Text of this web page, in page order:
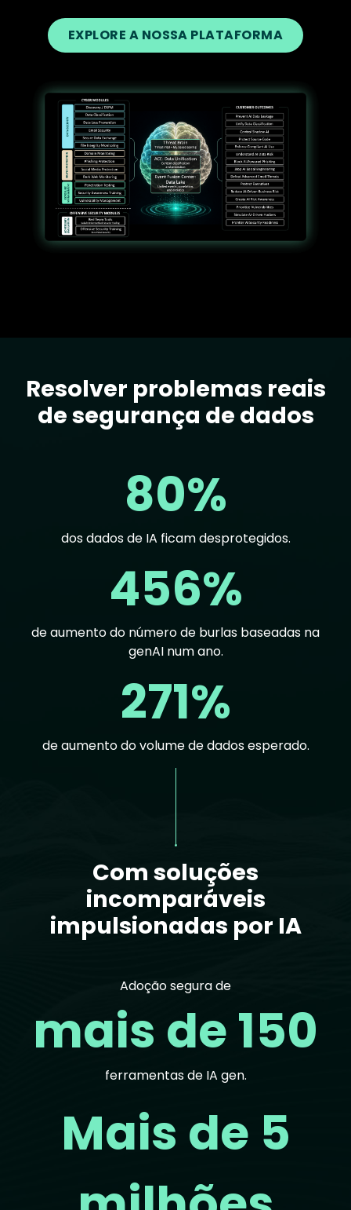
EXPLORE A NOSSA PLATAFORMA
Text
Resolver problemas reais
de segurança de dados
80%
dos dados de IA ficam desprotegidos.
456%
de aumento do número de burlas baseadas na
genAI num ano.
271%
de aumento do volume de dados esperado.
Com soluções
incomparáveis
impulsionadas por IA
Adoção segura de
mais de 150
ferramentas de IA gen.
Mais de 5